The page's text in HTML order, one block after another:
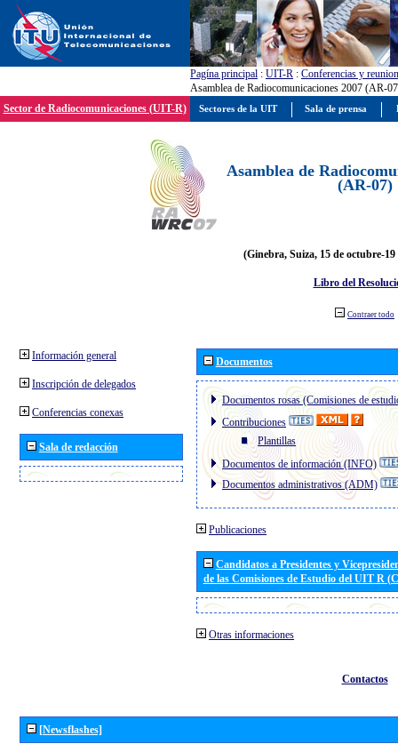
Pagína principal : UIT-R : Conferencias y
Asamblea de Radiocomunicaciones 2007 (AR-
Sector de Radiocomunicaciones (UIT-R)
Asamblea de
(AR-07)
(Ginebra, Suiza, 15 de octubre-19
Libro del
Contraer todo
Información general
Inscripción de delegados
Conferencias conexas
Sala de redacción
Documentos
Documentos rosas (Comisiones de
Contribuciones
Plantillas
Documentos de información (INFO)
Documentos administrativos (ADM)
Publicaciones
Candidatos a Presidentes y
de las Comisiones de Estudio del UIT R
Otras informaciones
Contactos
[Newsflashes]
Sectores de la UIT Sala de prensa